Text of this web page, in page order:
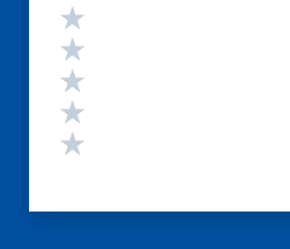
Valutazione